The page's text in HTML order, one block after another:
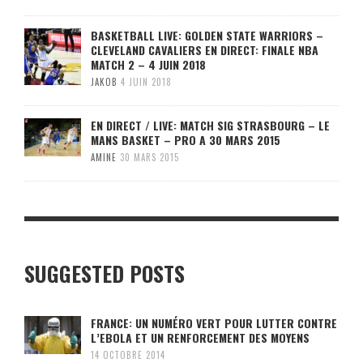
BASKETBALL LIVE: GOLDEN STATE WARRIORS –
CLEVELAND CAVALIERS EN DIRECT: FINALE NBA
MATCH 2 – 4 JUIN 2018
JAKOB 4 JUIN 2018
EN DIRECT / LIVE: MATCH SIG STRASBOURG – LE
MANS BASKET – PRO A 30 MARS 2015
AMINE 30 MARS 2015
SUGGESTED POSTS
FRANCE: UN NUMÉRO VERT POUR LUTTER CONTRE
L’EBOLA ET UN RENFORCEMENT DES MOYENS
14 OCTOBRE 2014